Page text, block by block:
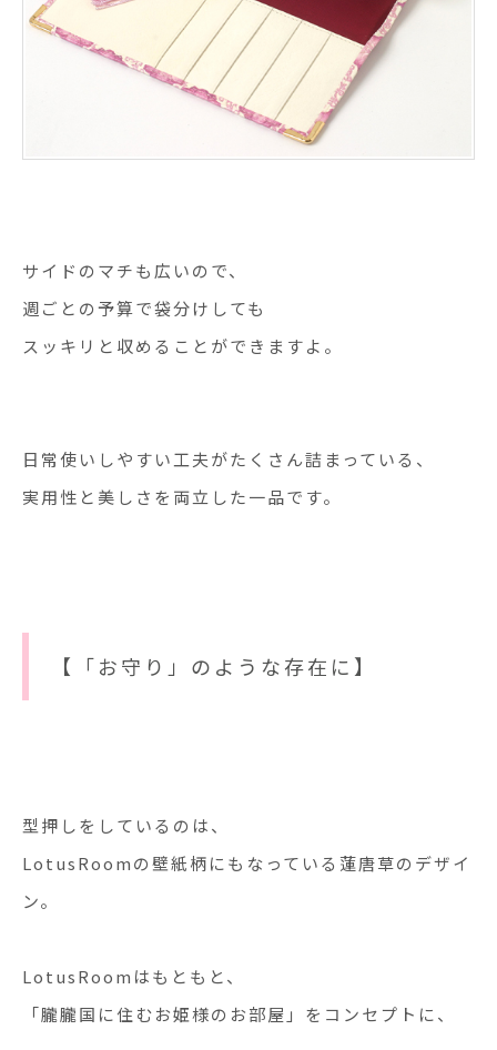
サイドのマチも広いので、
週ごとの予算で袋分けしても
スッキリと収めることができますよ。
日常使いしやすい工夫がたくさん詰まっている、
実用性と美しさを両立した一品です。
【「お守り」のような存在に】
型押しをしているのは、
LotusRoomの壁紙柄にもなっている蓮唐草のデザイ
ン。
LotusRoomはもともと、
「朧朧国に住むお姫様のお部屋」をコンセプトに、